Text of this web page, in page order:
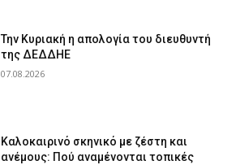
Την Κυριακή η απολογία του διευθυντή
της ΔΕΔΔΗΕ
07.08.2026
Καλοκαιρινό σκηνικό με ζέστη και
ανέμους: Πού αναμένονται τοπικές